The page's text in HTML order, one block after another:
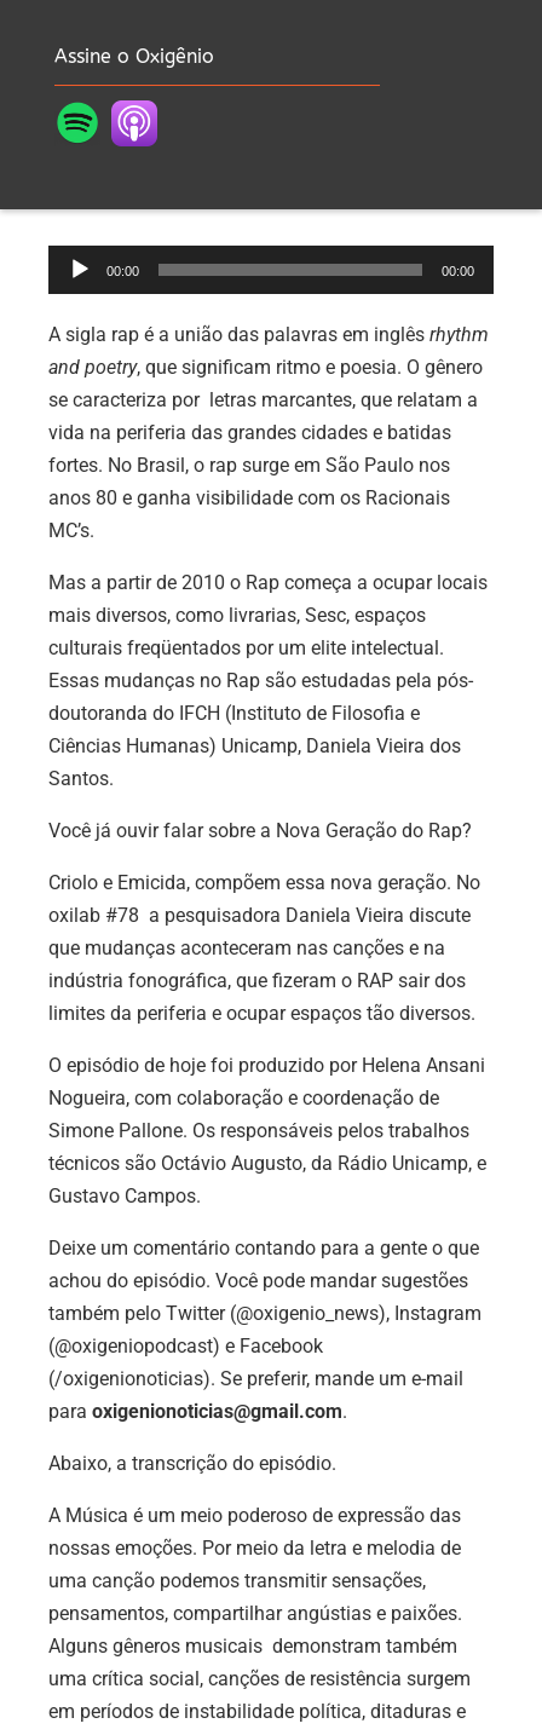
Assine o Oxigênio
Tocador
de
áudio
00:00 00:00
A sigla rap é a união das palavras em inglês rhythm
and poetry, que significam ritmo e poesia. O gênero
se caracteriza por letras marcantes, que relatam a
vida na periferia das grandes cidades e batidas
fortes. No Brasil, o rap surge em São Paulo nos
anos 80 e ganha visibilidade com os Racionais
MC’s.
Mas a partir de 2010 o Rap começa a ocupar locais
mais diversos, como livrarias, Sesc, espaços
culturais freqüentados por um elite intelectual.
Essas mudanças no Rap são estudadas pela pós-
doutoranda do IFCH (Instituto de Filosofia e
Ciências Humanas) Unicamp, Daniela Vieira dos
Santos.
Você já ouvir falar sobre a Nova Geração do Rap?
Criolo e Emicida, compõem essa nova geração. No
oxilab #78 a pesquisadora Daniela Vieira discute
que mudanças aconteceram nas canções e na
indústria fonográfica, que fizeram o RAP sair dos
limites da periferia e ocupar espaços tão diversos.
O episódio de hoje foi produzido por Helena Ansani
Nogueira, com colaboração e coordenação de
Simone Pallone. Os responsáveis pelos trabalhos
técnicos são Octávio Augusto, da Rádio Unicamp, e
Gustavo Campos.
Deixe um comentário contando para a gente o que
achou do episódio. Você pode mandar sugestões
também pelo Twitter (@oxigenio_news), Instagram
(@oxigeniopodcast) e Facebook
(/oxigenionoticias). Se preferir, mande um e-mail
para oxigenionoticias@gmail.com.
Abaixo, a transcrição do episódio.
A Música é um meio poderoso de expressão das
nossas emoções. Por meio da letra e melodia de
uma canção podemos transmitir sensações,
pensamentos, compartilhar angústias e paixões.
Alguns gêneros musicais demonstram também
uma crítica social, canções de resistência surgem
em períodos de instabilidade política, ditaduras e